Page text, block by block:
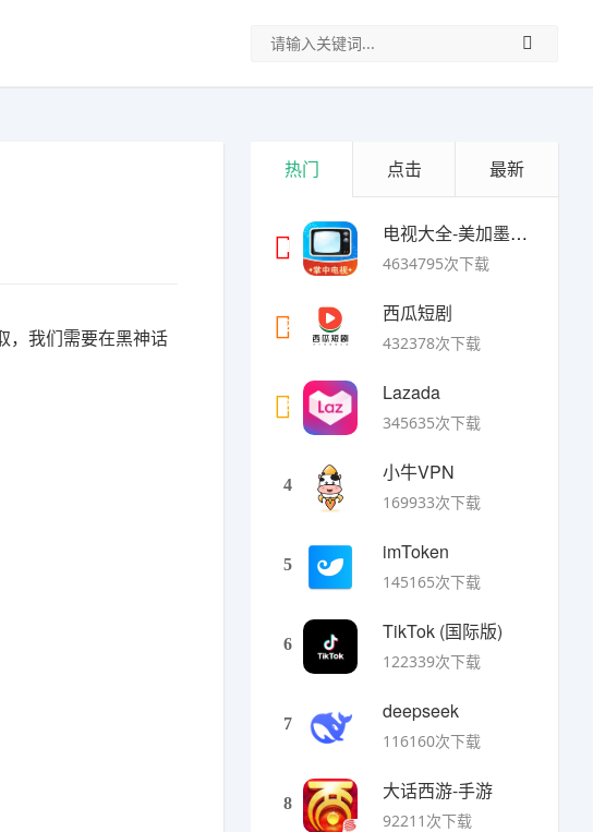
，我们需要在黑神话
热门 点击 最新
1
电视大全-美加墨世界杯
4634795次下载
2
西瓜短剧
432378次下载
3
Lazada
345635次下载
4
小牛VPN
169933次下载
5
imToken
145165次下载
6
TikTok (国际版)
122339次下载
7
deepseek
116160次下载
8
大话西游-手游
92211次下载